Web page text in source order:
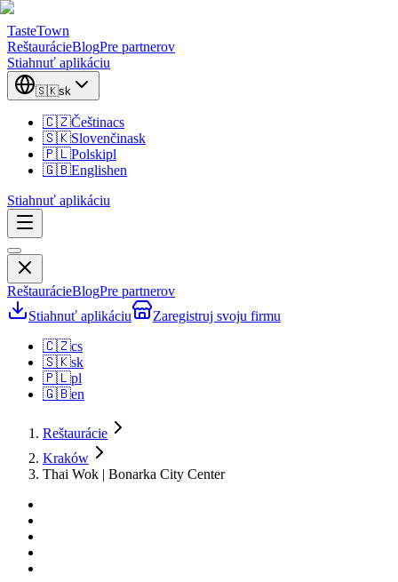
TasteTown
ReštaurácieBlogPre partnerov
Stiahnuť aplikáciu
🇸🇰sk
🇨🇿Češtinacs
🇸🇰Slovenčinask
🇵🇱Polskipl
🇬🇧Englishen
Stiahnuť aplikáciu
ReštaurácieBlogPre partnerov
Stiahnuť aplikáciu
Zaregistruj svoju firmu
🇨🇿cs
🇸🇰sk
🇵🇱pl
🇬🇧en
Reštaurácie
Kraków
Thai Wok | Bonarka City Center